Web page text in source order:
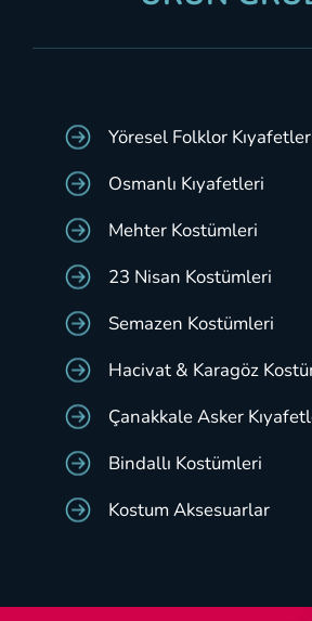
Yöresel Folklor
Osmanlı Kıyafetleri
Mehter Kostümleri
23 Nisan Kostümleri
Semazen Kostümleri
Hacivat & Karagöz
Çanakkale Asker
Bindallı Kostümleri
Kostum Aksesuarlar